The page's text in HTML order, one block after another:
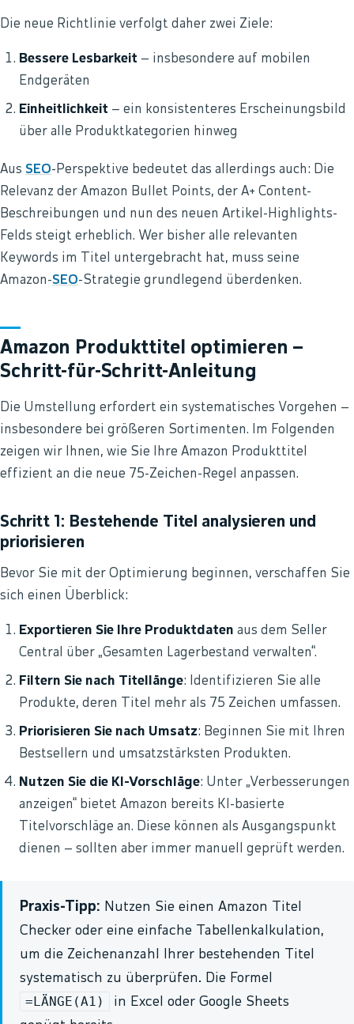
Die neue Richtlinie verfolgt daher zwei Ziele:
Bessere Lesbarkeit – insbesondere auf mobilen
Endgeräten
Einheitlichkeit – ein konsistenteres Erscheinungsbild
über alle Produktkategorien hinweg
Aus SEO-Perspektive bedeutet das allerdings auch: Die
Relevanz der Amazon Bullet Points, der A+ Content-
Beschreibungen und nun des neuen Artikel-Highlights-
Felds steigt erheblich. Wer bisher alle relevanten
Keywords im Titel untergebracht hat, muss seine
Amazon-SEO-Strategie grundlegend überdenken.
Amazon Produkttitel optimieren –
Schritt-für-Schritt-Anleitung
Die Umstellung erfordert ein systematisches Vorgehen –
insbesondere bei größeren Sortimenten. Im Folgenden
zeigen wir Ihnen, wie Sie Ihre Amazon Produkttitel
effizient an die neue 75-Zeichen-Regel anpassen.
Schritt 1: Bestehende Titel analysieren und
priorisieren
Bevor Sie mit der Optimierung beginnen, verschaffen Sie
sich einen Überblick:
Exportieren Sie Ihre Produktdaten aus dem Seller
Central über „Gesamten Lagerbestand verwalten“.
Filtern Sie nach Titellänge: Identifizieren Sie alle
Produkte, deren Titel mehr als 75 Zeichen umfassen.
Priorisieren Sie nach Umsatz: Beginnen Sie mit Ihren
Bestsellern und umsatzstärksten Produkten.
Nutzen Sie die KI-Vorschläge: Unter „Verbesserungen
anzeigen“ bietet Amazon bereits KI-basierte
Titelvorschläge an. Diese können als Ausgangspunkt
dienen – sollten aber immer manuell geprüft werden.
Praxis-Tipp: Nutzen Sie einen Amazon Titel
Checker oder eine einfache Tabellenkalkulation,
um die Zeichenanzahl Ihrer bestehenden Titel
systematisch zu überprüfen. Die Formel
=LÄNGE(A1)
in Excel oder Google Sheets